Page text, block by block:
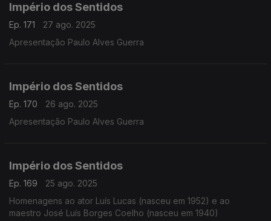
Império dos Sentidos
Ep. 171
27 ago. 2025
Apresentação Paulo Alves Guerra
Império dos Sentidos
Ep. 170
26 ago. 2025
Apresentação Paulo Alves Guerra
Império dos Sentidos
Ep. 169
25 ago. 2025
Homenagens ao ator Luís Lucas (nasceu em 1952) e ao
maestro José Luís Borges Coelho (nasceu em 1940)